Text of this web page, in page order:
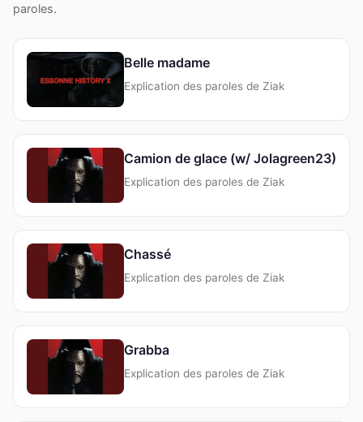
paroles.
Belle madame
Explication des paroles de Ziak
Camion de glace (w/ Jolagreen23)
Explication des paroles de Ziak
Chassé
Explication des paroles de Ziak
Grabba
Explication des paroles de Ziak